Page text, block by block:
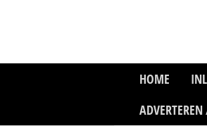
HOME